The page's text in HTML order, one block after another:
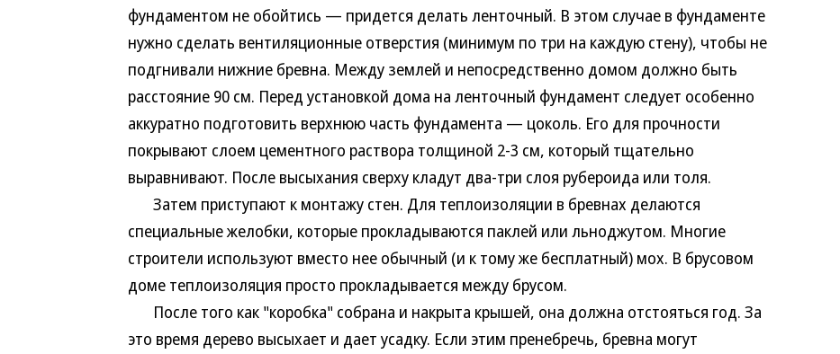
фундаментом не обойтись — придется делать ленточный. В этом случае в фундаменте
нужно сделать вентиляционные отверстия (минимум по три на каждую стену), чтобы не
подгнивали нижние бревна. Между землей и непосредственно домом должно быть
расстояние 90 см. Перед установкой дома на ленточный фундамент следует особенно
аккуратно подготовить верхнюю часть фундамента — цоколь. Его для прочности
покрывают слоем цементного раствора толщиной 2-3 см, который тщательно
выравнивают. После высыхания сверху кладут два-три слоя рубероида или толя.
Затем приступают к монтажу стен. Для теплоизоляции в бревнах делаются
специальные желобки, которые прокладываются паклей или льноджутом. Многие
строители используют вместо нее обычный (и к тому же бесплатный) мох. В брусовом
доме теплоизоляция просто прокладывается между брусом.
После того как "коробка" собрана и накрыта крышей, она должна отстояться год. За
это время дерево высыхает и дает усадку. Если этим пренебречь, бревна могут